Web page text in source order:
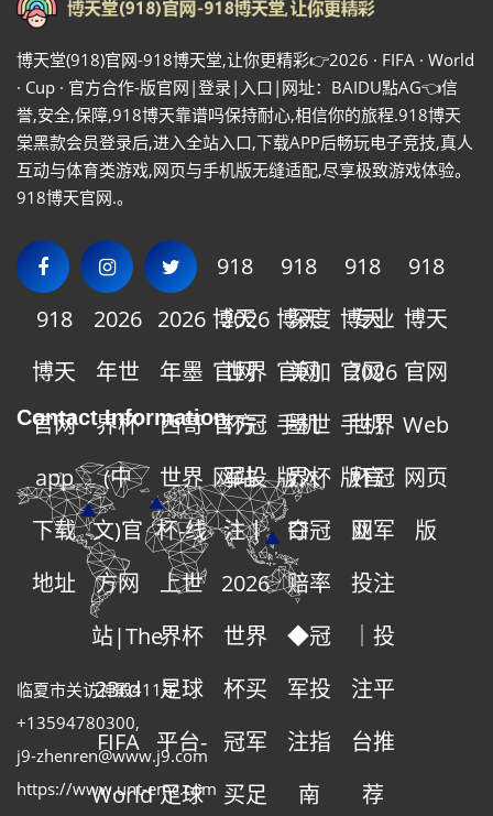
博天堂(918)官网-918博天堂,让你更精彩👉2026 · FIFA · World
· Cup · 官方合作-版官网|登录|入口|网址：BAIDU點AG👈信
誉,安全,保障,918博天靠谱吗保持耐心,相信你的旅程.918博天
棠黑款会员登录后,进入全站入口,下载APP后畅玩电子竞技,真人
互动与体育类游戏,网页与手机版无缝适配,尽享极致游戏体验。
918博天官网.。
918
博天
官网
官方
网站
918
博天
官网
手机
版入
口
918
博天
官网
手机
版官
网
918
博天
官网
Web
网页
版
918
博天
官网
app
下载
地址
2026
年世
界杯
(中
文)官
方网
站|The
23rd
FIFA
World
2026
年墨
西哥
世界
杯-线
上世
界杯
足球
平台-
足球
2026
世界
杯冠
军投
注丨
2026
世界
杯买
冠军
买足
深度
美加
墨世
界杯
夺冠
赔率
◆冠
军投
注指
南
专业
2026
世界
杯冠
亚军
投注
｜投
注平
台推
荐
Contact Information
临夏市关访神殿411号
+13594780300,
j9-zhenren@www.j9.com
https://www.unt-emc.com